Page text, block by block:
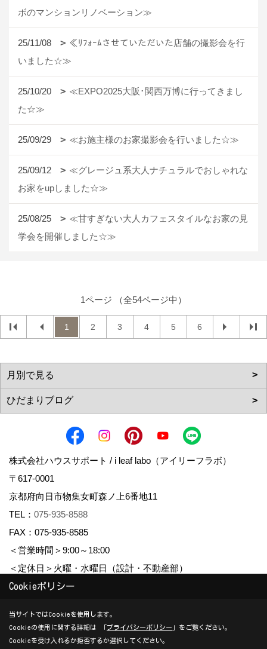
ボのマンションリノベーション≫
25/11/08
≪ﾘﾌｫｰﾑさせていただいた店舗の撮影会を行
いました☆≫
25/10/20
≪EXPO2025大阪･関西万博に行ってきまし
た☆≫
25/09/29 ≪お施主様のお家撮影会を行いました☆≫
25/09/12
≪グレージュ系大人ナチュラルでおしゃれな
お家をupしました☆≫
25/08/25
≪甘すぎない大人カフェスタイルなお家の見
学会を開催しました☆≫
1ページ （全54ページ中）
1 2 3 4 5 6
株式会社ハウスサポート / i leaf labo（アイリーフラボ）
〒617-0001
京都府向日市物集女町森ノ上6番地11
TEL： 075-935-8588
FAX：075-935-8585
＜営業時間＞9:00～18:00
＜定休日＞火曜・水曜日（設計・不動産部）
Copyright (c) housesupport. All Rights Reserved.
Produced byゴデスクリエイト
Cookieポリシー
当サイトではCookieを使用します。
Cookieの使用に関する詳細は 「プライバシーポリシー 」をご覧ください。
Cookieを受け入れるか拒否するか選択してください。